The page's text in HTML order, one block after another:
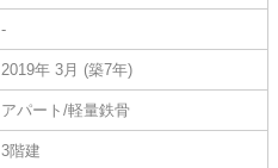
-
2019年 3月 (築7年)
アパート/軽量鉄骨
3階建